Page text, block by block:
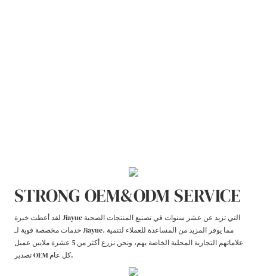
STRONG OEM&ODM SERVICE
لقد أعطت خبرة Jiayue التي تزيد عن عشر سنوات في تصنيع المنتجات الصحية
خدمات مخصصة قوية لـ Jiayue، مما يوفر المزيد من المساعدة للعملاء لتنمية
علاماتهم التجارية المحلية الخاصة بهم، ونحن نزرع أكثر من 5 عشرة ملايين عميل
تصدير OEM كل عام.